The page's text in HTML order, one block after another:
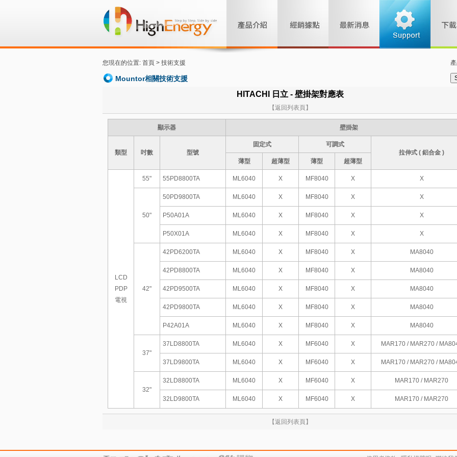
您現在的位置: 首頁 > 技術支援
Mountor相關技術支援
HITACHI 日立 - 壁掛架對應表
【返回列表頁】
顯示器 壁掛架
類型 吋數 型號
固定式
可調式
拉伸式 ( 鋁合金 )
薄型
超薄型 薄型 超薄型
LCD
PDP
電視
55" 55PD8800TA ML6040 X MF8040 X X
50"
50PD9800TA ML6040 X MF8040 X X
P50A01A ML6040 X MF8040 X X
P50X01A ML6040 X MF8040 X X
42"
42PD6200TA ML6040 X MF8040 X MA8040
42PD8800TA ML6040 X MF8040 X MA8040
42PD9500TA ML6040 X MF8040 X MA8040
42PD9800TA ML6040 X MF8040 X MA8040
P42A01A ML6040 X MF8040 X MA8040
37"
37LD8800TA ML6040 X MF6040 X MAR170 / MAR270 /
37LD9800TA ML6040 X MF6040 X MAR170 / MAR270 /
32"
32LD8800TA ML6040 X MF6040 X MAR170 / MAR270
32LD9800TA ML6040 X MF6040 X MAR170 / MAR270
【返回列表頁】